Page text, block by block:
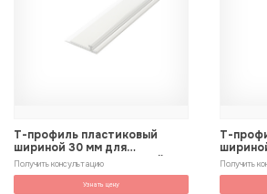
Т-профиль пластиковый
шириной 30 мм для
крепления разделителей на
полке
Получить консультацию
Узнать цену
Т-
полке
Получить